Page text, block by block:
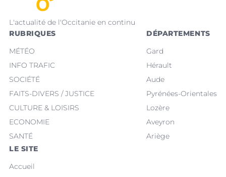
L'actualité de l'Occitanie en continu
RUBRIQUES
MÉTÉO
INFO TRAFIC
SOCIÉTÉ
FAITS-DIVERS / JUSTICE
CULTURE & LOISIRS
ECONOMIE
SANTÉ
DÉPARTEMENTS
Gard
Hérault
Aude
Pyrénées-Orientales
Lozère
Aveyron
Ariège
LE SITE
Accueil